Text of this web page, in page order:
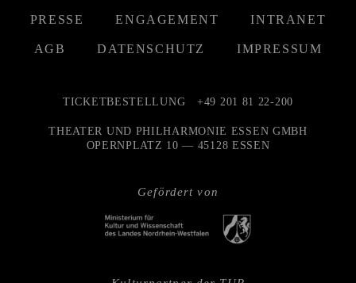
PRESSE ENGAGEMENT INTRANET
AGB DATENSCHUTZ IMPRESSUM
Gefördert von
TICKETBESTELLUNG +49 201 81 22-200
THEATER UND PHILHARMONIE ESSEN GMBH
OPERNPLATZ 10 — 45128 ESSEN